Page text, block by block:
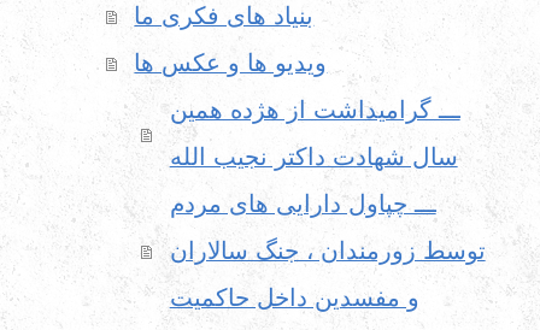
بنیاد های فکری ما
ویدیو ها و عکس ها
ـــ گرامیداشت از هژده همین
سال شهادت داکتر نجیب الله
ـــ چپاول دارایی های مردم
توسط زورمندان ، جنگ سالاران
و مفسدین داخل حاکمیت